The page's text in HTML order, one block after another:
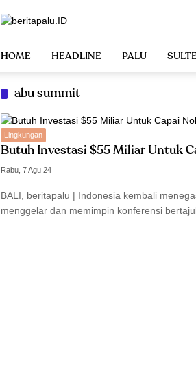
HOME HEADLINE PALU
abu summit
Lingkungan
Butuh Investasi $55 Miliar Untuk
Rabu, 7 Agu 24
BALI, beritapalu | Indonesia kembali
menggelar dan memimpin konferensi